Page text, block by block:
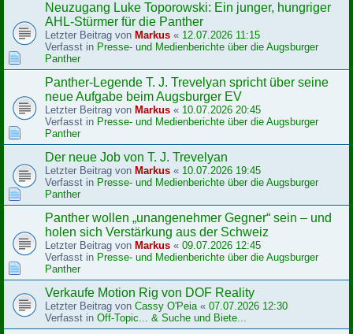
Neuzugang Luke Toporowski: Ein junger, hungriger
AHL-Stürmer für die Panther
Letzter Beitrag von Markus « 12.07.2026 11:15
Verfasst in Presse- und Medienberichte über die Augsburger
Panther
Panther-Legende T. J. Trevelyan spricht über seine
neue Aufgabe beim Augsburger EV
Letzter Beitrag von Markus « 10.07.2026 20:45
Verfasst in Presse- und Medienberichte über die Augsburger
Panther
Der neue Job von T. J. Trevelyan
Letzter Beitrag von Markus « 10.07.2026 19:45
Verfasst in Presse- und Medienberichte über die Augsburger
Panther
Panther wollen „unangenehmer Gegner“ sein – und
holen sich Verstärkung aus der Schweiz
Letzter Beitrag von Markus « 09.07.2026 12:45
Verfasst in Presse- und Medienberichte über die Augsburger
Panther
Verkaufe Motion Rig von DOF Reality
Letzter Beitrag von Cassy O'Peia« 07.07.2026 12:30
Verfasst in Off-Topic... & Suche und Biete...